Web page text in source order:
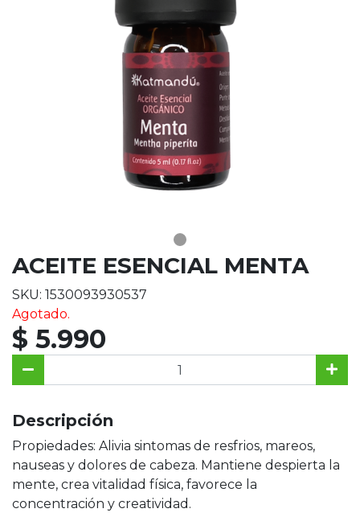
ACEITE ESENCIAL MENTA
SKU: 1530093930537
Agotado.
$ 5.990
Descripción
Propiedades: Alivia sintomas de resfrios, mareos,
nauseas y dolores de cabeza. Mantiene despierta la
mente, crea vitalidad física, favorece la
concentración y creatividad.